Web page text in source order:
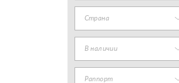
Страна
В наличии
Раппорт